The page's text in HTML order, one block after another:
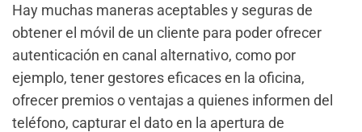
Hay muchas maneras aceptables y seguras de
obtener el móvil de un cliente para poder ofrecer
autenticación en canal alternativo, como por
ejemplo, tener gestores eficaces en la oficina,
ofrecer premios o ventajas a quienes informen del
teléfono, capturar el dato en la apertura de